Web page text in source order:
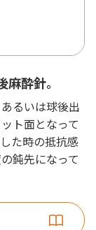
酔針。
るいは球後出
ト面となって
た時の抵抗感
鈍先になって